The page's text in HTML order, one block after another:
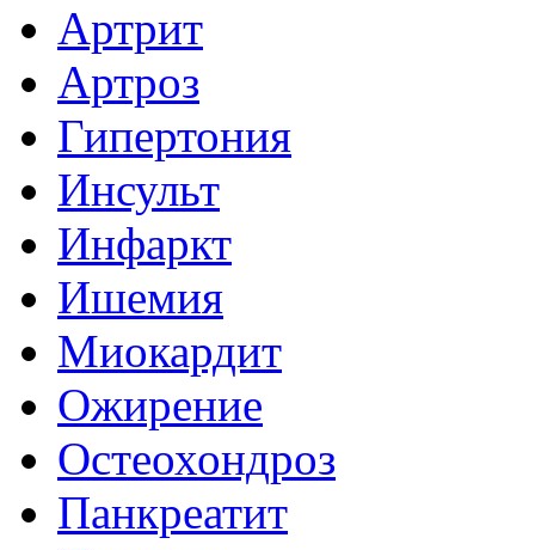
Артрит
Артроз
Гипертония
Инсульт
Инфаркт
Ишемия
Миокардит
Ожирение
Остеохондроз
Панкреатит